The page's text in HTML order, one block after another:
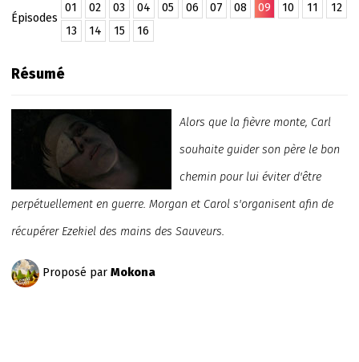
Épisodes
01 02 03 04 05 06 07 08 09 10 11
12
13
14 15 16
Résumé
Alors que la fièvre monte, Carl
souhaite guider son père le bon
chemin pour lui éviter d'être
perpétuellement en guerre. Morgan et Carol s'organisent afin de
récupérer Ezekiel des mains des Sauveurs.
Proposé par Mokona